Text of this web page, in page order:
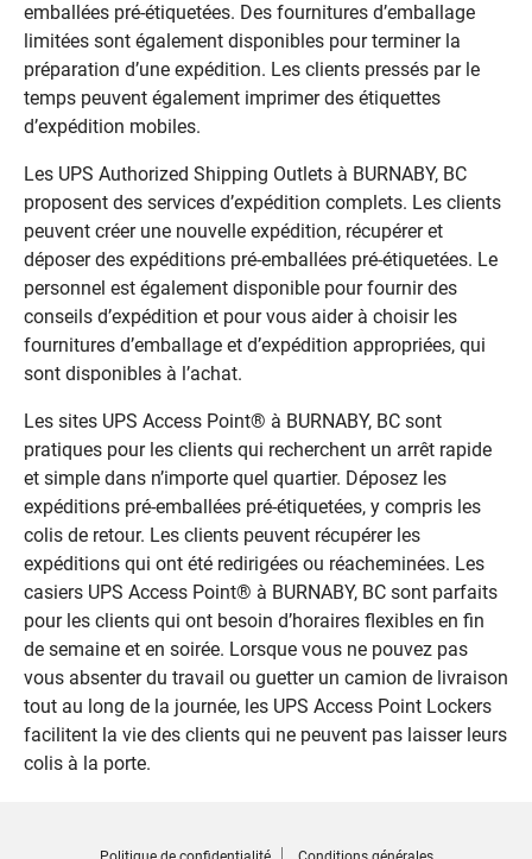
emballées pré-étiquetées. Des fournitures d’emballage
limitées sont également disponibles pour terminer la
préparation d’une expédition. Les clients pressés par le
temps peuvent également imprimer des étiquettes
d’expédition mobiles.
Les UPS Authorized Shipping Outlets à BURNABY, BC
proposent des services d’expédition complets. Les clients
peuvent créer une nouvelle expédition, récupérer et
déposer des expéditions pré-emballées pré-étiquetées. Le
personnel est également disponible pour fournir des
conseils d’expédition et pour vous aider à choisir les
fournitures d’emballage et d’expédition appropriées, qui
sont disponibles à l’achat.
Les sites UPS Access Point® à BURNABY, BC sont
pratiques pour les clients qui recherchent un arrêt rapide
et simple dans n’importe quel quartier. Déposez les
expéditions pré-emballées pré-étiquetées, y compris les
colis de retour. Les clients peuvent récupérer les
expéditions qui ont été redirigées ou réacheminées. Les
casiers UPS Access Point® à BURNABY, BC sont parfaits
pour les clients qui ont besoin d’horaires flexibles en fin
de semaine et en soirée. Lorsque vous ne pouvez pas
vous absenter du travail ou guetter un camion de livraison
tout au long de la journée, les UPS Access Point Lockers
facilitent la vie des clients qui ne peuvent pas laisser leurs
colis à la porte.